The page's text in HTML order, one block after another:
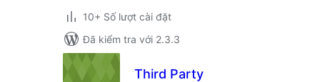
10+ Số lượt cài đặt
Đã kiểm tra với 2.3.3
Third Party